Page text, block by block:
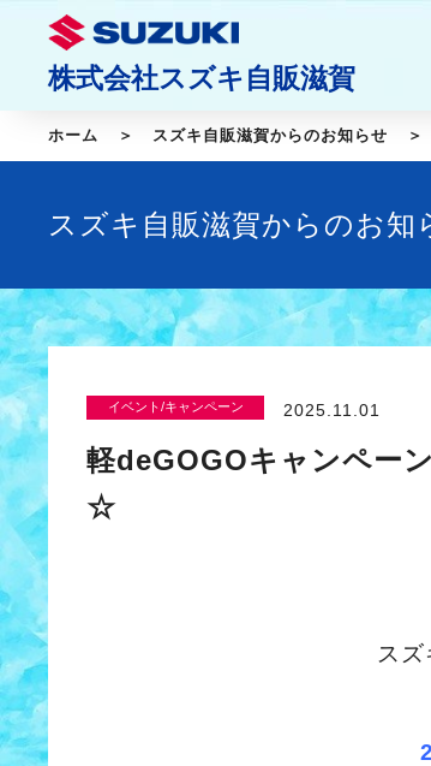
株式会社スズキ自販滋賀
ホーム スズキ自販滋賀からのお知らせ
スズキ自販滋賀からのお知
イベント/キャンペーン 2025.11.01
軽deGOGOキャンペー
☆
ス